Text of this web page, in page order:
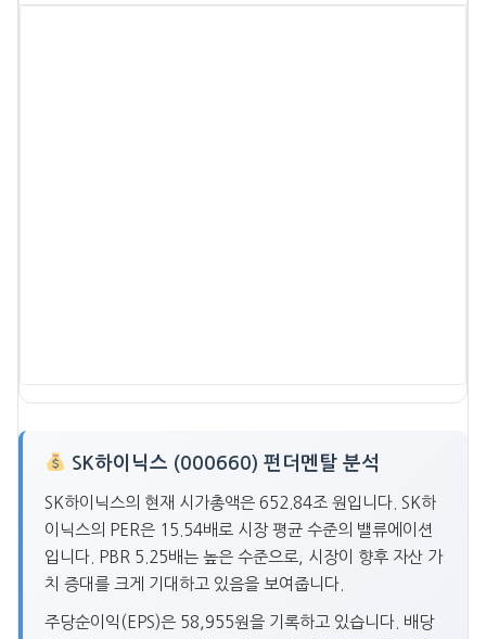
SK하이닉스 (000660) 펀더멘탈 분석
SK하이닉스의 현재 시가총액은 652.84조 원입니다. SK하
이닉스의 PER은 15.54배로 시장 평균 수준의 밸류에이션
입니다. PBR 5.25배는 높은 수준으로, 시장이 향후 자산 가
치 증대를 크게 기대하고 있음을 보여줍니다.
주당순이익(EPS)은 58,955원을 기록하고 있습니다. 배당